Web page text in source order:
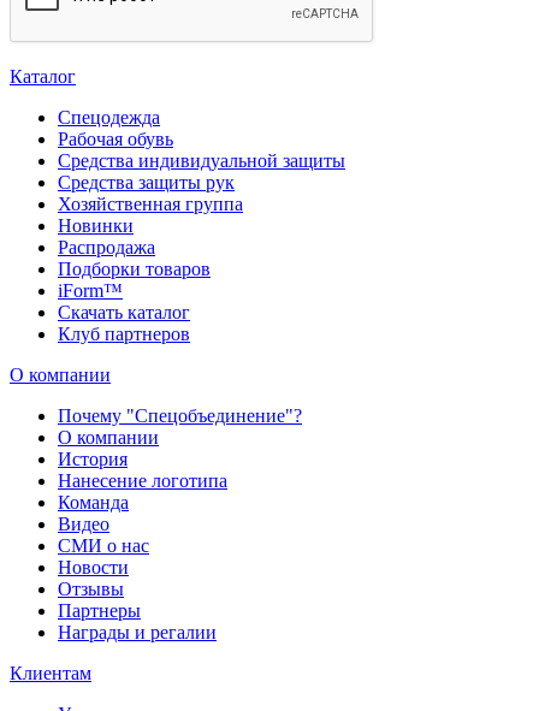
Каталог
Спецодежда
Рабочая обувь
Средства индивидуальной защиты
Средства защиты рук
Хозяйственная группа
Новинки
Распродажа
Подборки товаров
iForm™
Скачать каталог
Клуб партнеров
О компании
Почему "Спецобъединение"?
О компании
История
Нанесение логотипа
Команда
Видео
СМИ о нас
Новости
Отзывы
Партнеры
Награды и регалии
Клиентам